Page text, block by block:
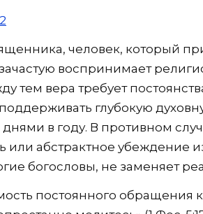
человек, который
воспринимает
тем вера требует
глубокую
в году. В противном
или абстрактное убеждение
богословы, не заменяет
постоянного обращения к